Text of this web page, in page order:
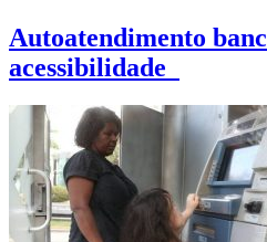
Autoatendimento
acessibilidade